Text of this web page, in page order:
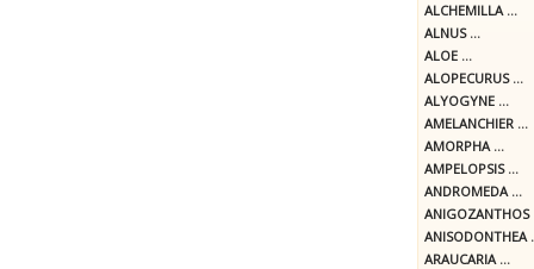
ALCHEMILLA ...
ALNUS ...
ALOE ...
ALOPECURUS ...
ALYOGYNE ...
AMELANCHIER ...
AMORPHA ...
AMPELOPSIS ...
ANDROMEDA ...
ANIGOZANTHOS
ANISODONTHEA
ARAUCARIA ...